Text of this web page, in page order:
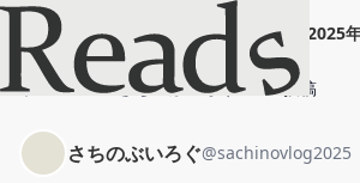
さちのぶいろぐ 異邦人 2025
ホーム さちのぶいろぐ 投稿
さちのぶいろぐ@sachinovlog2025